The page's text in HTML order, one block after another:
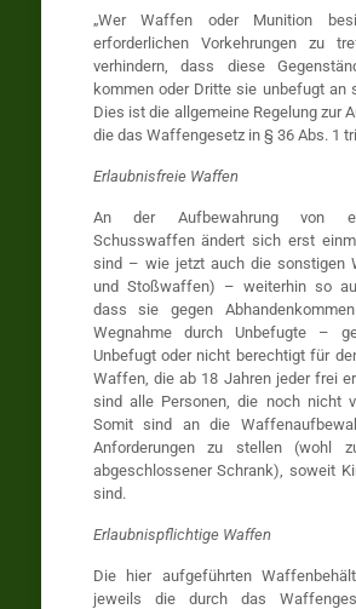
„Wer Waffen oder Munition
erforderlichen Vorkehrungen zu
verhindern, dass diese
kommen oder Dritte sie unbefugt an
Dies ist die allgemeine Regelung zur
die das Waffengesetz in § 36 Abs. 1
Erlaubnisfreie Waffen
An der Aufbewahrung von
Schusswaffen ändert sich erst
sind – wie jetzt auch die sonstigen
und Stoßwaffen) – weiterhin so
dass sie gegen
Wegnahme durch Unbefugte –
Unbefugt oder nicht berechtigt für
Waffen, die ab 18 Jahren jeder frei
sind alle Personen, die noch nicht
Somit sind an die
Anforderungen zu stellen (wohl
abgeschlossener Schrank), soweit
sind.
Erlaubnispflichtige Waffen
Die hier aufgeführten
jeweils die durch das